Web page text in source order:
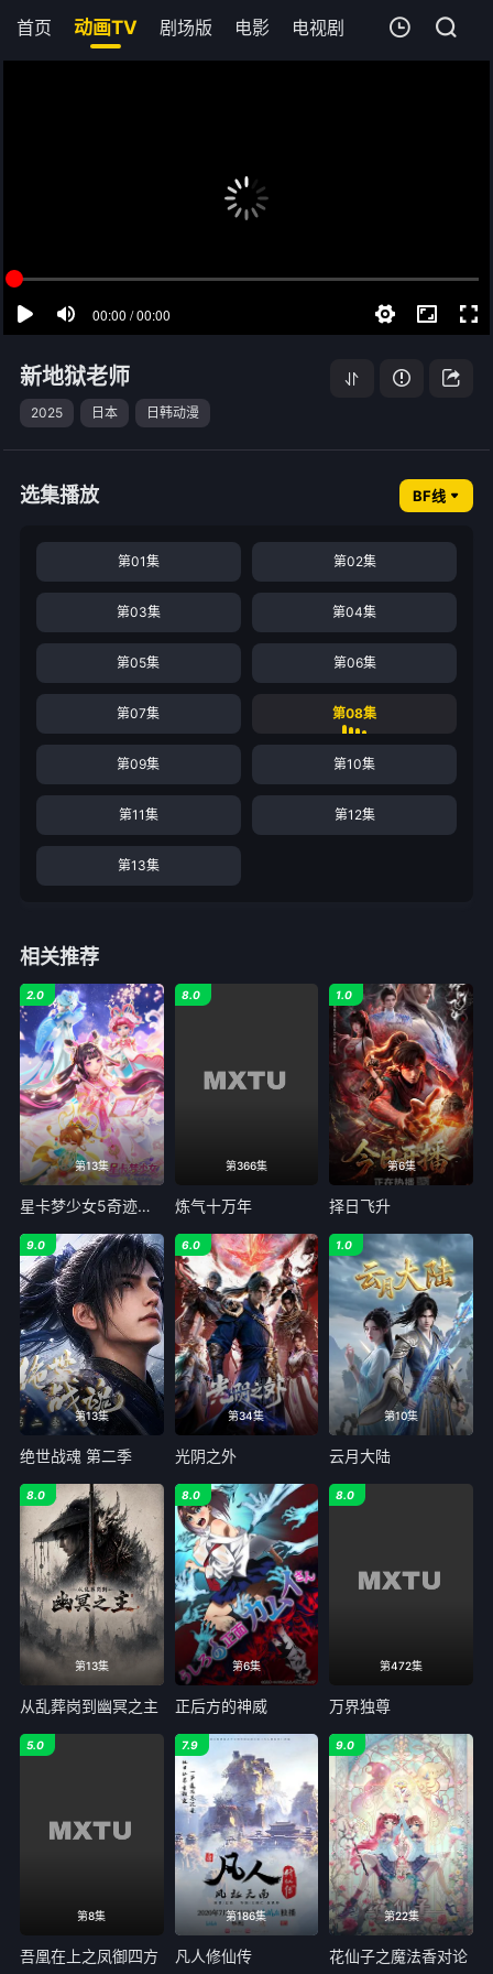
首页 动画TV 剧场版 电影 电视剧 短剧 综艺
新地狱老师
2025 日本 日韩动漫
选集播放 BF线
第01集 第02集
第03集 第04集
第05集 第06集
第07集 第08集
第09集 第10集
第11集 第12集
第13集
相关推荐
第13集
2.0
星卡梦少女5奇迹绽放
第366集
8.0
炼气十万年
第6集
1.0
择日飞升
第13集
9.0
绝世战魂 第二季
第34集
6.0
光阴之外
第10集
1.0
云月大陆
第13集
8.0
从乱葬岗到幽冥之主
第6集
8.0
正后方的神威
第472集
8.0
万界独尊
第8集
5.0
吾凰在上之凤御四方
第186集
7.9
凡人修仙传
第22集
9.0
花仙子之魔法香对论